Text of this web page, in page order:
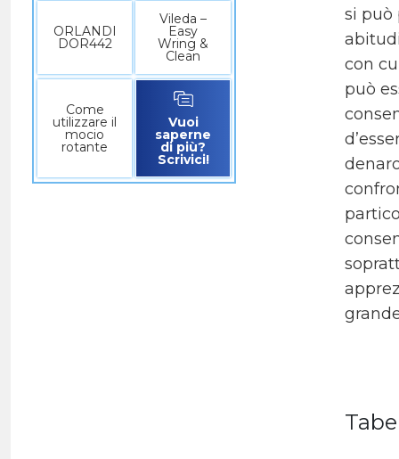
ORLANDI
DOR442
Vileda –
Easy
Wring &
Clean
Come
utilizzare il
mocio
rotante
Vuoi
saperne
di più?
Scrivici!
si può
con
può